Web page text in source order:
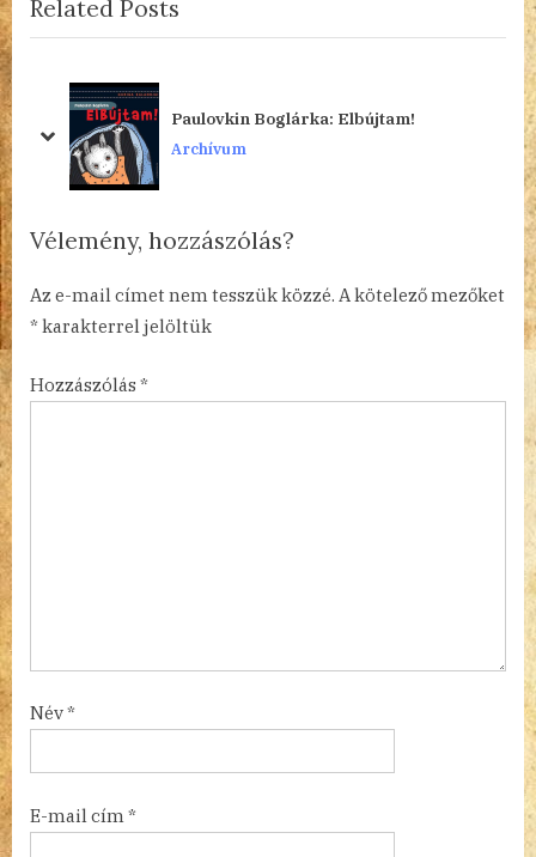
e
v
u
s
t
:
t
s
Related Posts
Paulovkin Boglárka: Elbújtam!
Archívum
prev
next
Vélemény, hozzászólás?
Az e-mail címet nem tesszük közzé. A kötelező mezőket
*karakterrel jelöltük
Hozzászólás *
Név*
E-mail cím *